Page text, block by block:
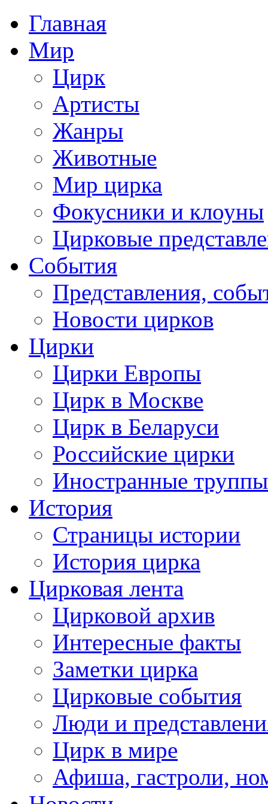
Главная
Мир
Цирк
Артисты
Жанры
Животные
Мир цирка
Фокусники и клоуны
Цирковые
События
Представления,
Новости цирков
Цирки
Цирки Европы
Цирк в Москве
Цирк в Беларуси
Российские цирки
Иностранные труппы
История
Страницы истории
История цирка
Цирковая лента
Цирковой архив
Интересные факты
Заметки цирка
Цирковые события
Люди и
Цирк в мире
Афиша, гастроли,